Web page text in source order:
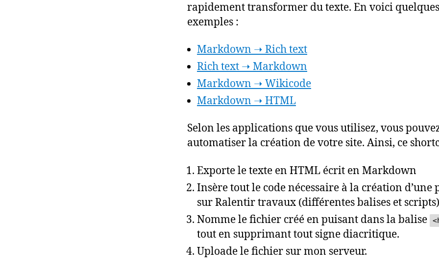
rapidement transformer du texte. En voici quelques
exemples :
Markdown ➝ Rich text
Rich text ➝ Markdown
Markdown ➝ Wikicode
Markdown ➝ HTML
Selon les applications que vous utilisez, vous
automatiser la création de votre site. Ainsi, ce
Exporte le texte en HTML écrit en Markdown
Insère tout le code nécessaire à la création d’une
sur Ralentir travaux (différentes balises et scripts)
Nomme le fichier créé en puisant dans la balise
tout en supprimant tout signe diacritique.
Uploade le fichier sur mon serveur.